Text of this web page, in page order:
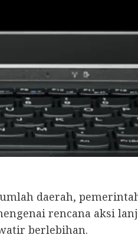
daerah,
rencana aksi
berlebihan.